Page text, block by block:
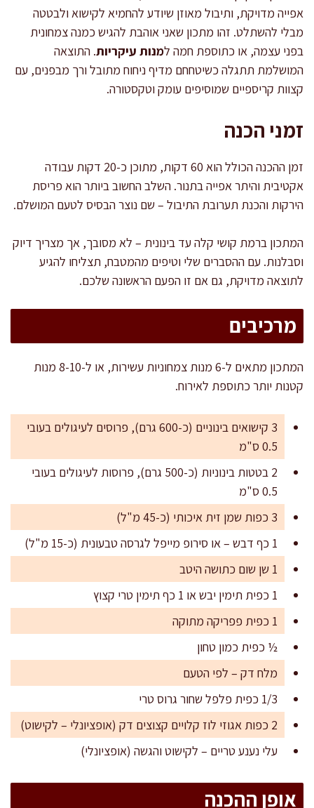
אפייה מדויקת, ותיבול מאוזן שיודע להחמיא לקישוא ולבטטה
מבלי להשתלט. זהו מתכון שאני אוהבת להגיש כמנה צמחונית
בפני עצמה, או כתוספת חמה למנות עיקריות. התוצאה
המושלמת תתגלה כשיטחחם מדיף ניחוח מתובל ורך מבפנים, עם
קצוות קריספיים שמוסיפים עומק וטקסטורה.
זמני הכנה
זמן ההכנה הכולל הוא 60 דקות, מתוכן כ-20 דקות עבודה
אקטיבית והיתר אפייה בתנור. השלב החשוב ביותר הוא פריסת
הירקות והכנת תערובת התיבול – שם נוצר הבסיס לטעם המושלם.
המתכון ברמת קושי קלה עד בינונית – לא מסובך, אך מצריך דיוק
וסבלנות. עם ההסברים שלי וטיפים מהמטבח, תצליחו להגיע
לתוצאה מדויקת, גם אם זו הפעם הראשונה שלכם.
מרכיבים
המתכון מתאים ל-6 מנות צמחוניות עשירות, או ל-8-10 מנות
קטנות יותר כתוספת לאירוח.
3 קישואים בינוניים (כ-600 גרם), פרוסים לעיגולים בעובי
0.5 ס"מ
2 בטטות בינוניות (כ-500 גרם), פרוסות לעיגולים בעובי
0.5 ס"מ
3 כפות שמן זית איכותי (כ-45 מ"ל)
1 כף דבש – או סירופ מייפל לגרסה טבעונית (כ-15 מ"ל)
1 שן שום כתושה היטב
1 כפית תימין יבש או 1 כף תימין טרי קצוץ
1 כפית פפריקה מתוקה
½ כפית כמון טחון
מלח דק – לפי הטעם
1/3 כפית פלפל שחור גרוס טרי
2 כפות אגוזי לוז קלויים קצוצים דק (אופציונלי – לקישוט)
עלי נענע טריים – לקישוט והגשה (אופציונלי)
אופן ההכנה